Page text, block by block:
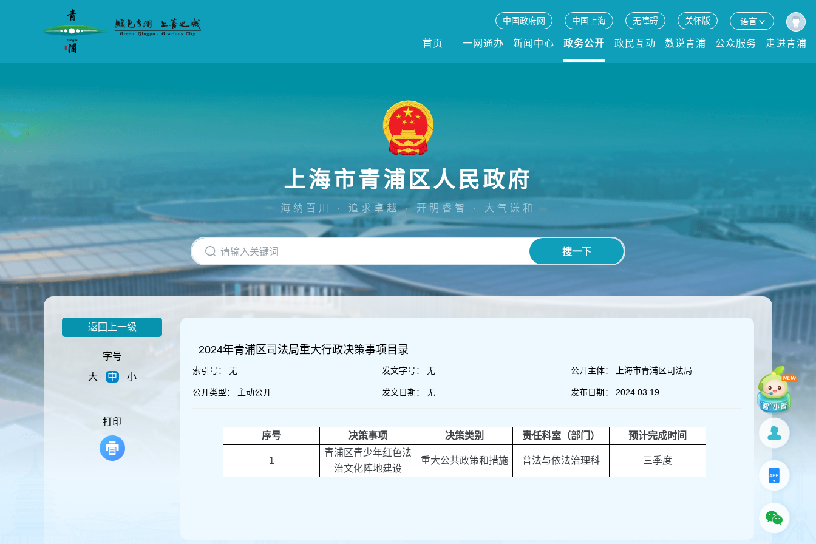
网
区
主
要
内
区
域
中国政府网 中国上海 无障碍 关怀版 语言
首页 一网通办 新闻中心 政务公开 政民互动 数说青浦 公众服务 走进青浦
上海市青浦区人民政府
海纳百川 · 追求卓越 · 开明睿智 · 大气谦和
搜一下
返回上一级
字号
大
中 小
打印
2024年青浦区司法局重大行政决策事项目录
索引号： 无
公开类型： 主动公开
发文字号： 无
发文日期： 无
公开主体： 上海市青浦区司法局
发布日期： 2024.03.19
序号 决策事项 决策类别 责任科室（部门） 预计完成时间
1
青浦区青少年红色法
治文化阵地建设
重大公共政策和措施 普法与依法治理科 三季度